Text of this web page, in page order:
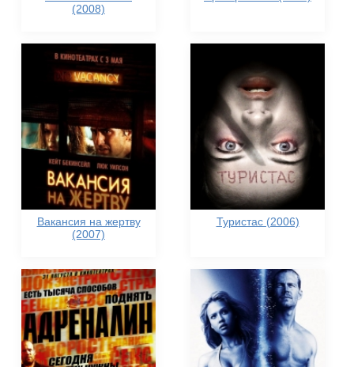
(2008)
Вакансия на жертву
(2007)
Туристас (2006)